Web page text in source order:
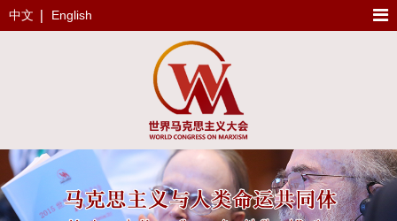
中文 English